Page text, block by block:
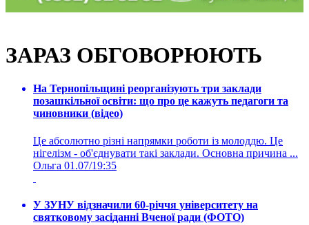
ЗАРАЗ ОБГОВОРЮЮТЬ
На Тернопільщині реорганізують три заклади
позашкільної освіти: що про це кажуть педагоги та
чиновники (відео)
Це абсолютно різні напрямки роботи із молоддю. Це
нігелізм - об'єднувати такі заклади. Основна причина ...
Ольга 01.07/19:35
У ЗУНУ відзначили 60-річчя університету на
святковому засіданні Вченої ради (ФОТО)